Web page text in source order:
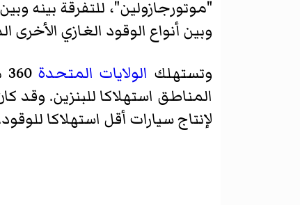
"موتورجازولين"، للتفرقة بينه
وبين أنواع الوقود الغازي
وتستهلك الولايات المتحدة 360 مليون
المناطق استهلاكا للبنزين.
لإنتاج سيارات أقل استهلاكا